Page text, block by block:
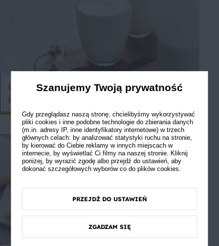
Co można zrobić z kefiru? Pomysły i
przepisy
Szanujemy Twoją prywatność
Gdy przeglądasz naszą stronę, chcielibyśmy wykorzystywać
pliki cookies i inne podobne technologie do zbierania danych
(m.in. adresy IP, inne identyfikatory internetowe) w trzech
głównych celach: by analizować statystyki ruchu na stronie,
by kierować do Ciebie reklamy w innych miejscach w
internecie, by wyświetlać Ci filmy na naszej stronie. Kliknij
poniżej, by wyrazić zgodę albo przejdź do ustawień, aby
dokonać szczegółowych wyborów co do plików cookies.
PRZEJDŹ DO USTAWIEŃ
ZGADZAM SIĘ